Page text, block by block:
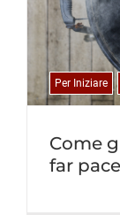
Come
far
Per Iniziare